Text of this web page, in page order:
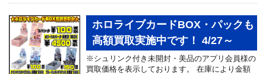
ホロライブカードBOX・パックも
高額買取実施中です！ 4/27～
※シュリンク付き未開封・美品のアプリ会員様の
買取価格を表示しております。 在庫により金額